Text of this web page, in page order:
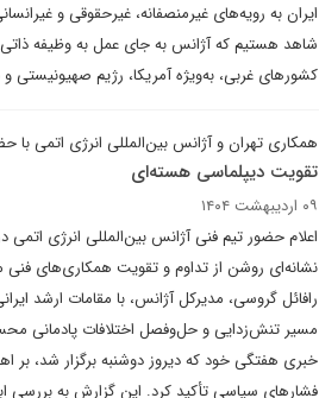
ایران به رویه‌های غیرمنصفانه، غیرحقوقی و
شاهد هستیم که آژانس به جای عمل به وظیفه
کشورهای غربی، به‌ویژه آمریکا، رژیم
همکاری تهران و آژانس بین‌المللی انرژی اتمی با
تقویت دیپلماسی هسته‌ای
۰۹ اردیبهشت ۱۴۰۴
اعلام حضور تیم فنی آژانس بین‌المللی انرژی
نشانه‌ای روشن از تداوم و تقویت همکاری‌های فنی
رافائل گروسی، مدیرکل آژانس، با مقامات ارشد
مسیر تنش‌زدایی و حل‌وفصل اختلافات پادمانی
خبری هفتگی خود که دیروز دوشنبه برگزار شد،
فشارهای سیاسی تأکید کرد. این گزارش به بررسی